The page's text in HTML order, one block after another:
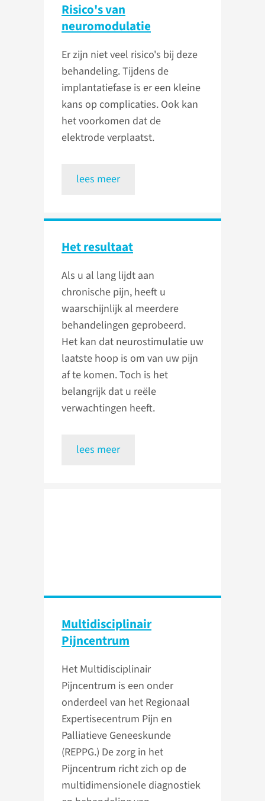
Risico's van
neuromodulatie
Er zijn niet veel risico's bij deze
behandeling. Tijdens de
implantatiefase is er een kleine
kans op complicaties. Ook kan
het voorkomen dat de
elektrode verplaatst.
lees meer
Het resultaat
Als u al lang lijdt aan
chronische pijn, heeft u
waarschijnlijk al meerdere
behandelingen geprobeerd.
Het kan dat neurostimulatie uw
laatste hoop is om van uw pijn
af te komen. Toch is het
belangrijk dat u reële
verwachtingen heeft.
lees meer
Multidisciplinair
Pijncentrum
Het Multidisciplinair
Pijncentrum is een onder
onderdeel van het Regionaal
Expertisecentrum Pijn en
Palliatieve Geneeskunde
(REPPG.) De zorg in het
Pijncentrum richt zich op de
multidimensionele diagnostiek